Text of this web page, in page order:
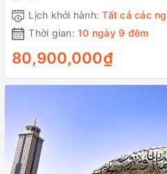
Lịch khởi hành:Tất cả các
Thời gian: 10 ngày 9 đêm
80,900,000₫